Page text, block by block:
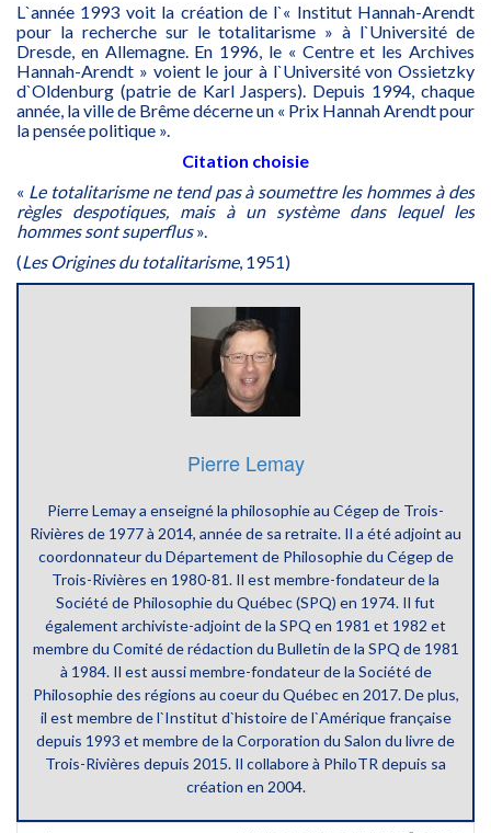
L`année 1993 voit la création de l`« Institut Hannah-Arendt
pour la recherche sur le totalitarisme » à l`Université de
Dresde, en Allemagne. En 1996, le « Centre et les Archives
Hannah-Arendt » voient le jour à l`Université von Ossietzky
d`Oldenburg (patrie de Karl Jaspers). Depuis 1994, chaque
année, la ville de Brême décerne un « Prix Hannah Arendt pour
la pensée politique ».
Citation choisie
« Le totalitarisme ne tend pas à soumettre les hommes à des
règles despotiques, mais à un système dans lequel les
hommes sont superflus».
(Les Origines du totalitarisme, 1951)
Pierre Lemay
Pierre Lemay a enseigné la philosophie au Cégep de Trois-
Rivières de 1977 à 2014, année de sa retraite. Il a été adjoint au
coordonnateur du Département de Philosophie du Cégep de
Trois-Rivières en 1980-81. Il est membre-fondateur de la
Société de Philosophie du Québec (SPQ) en 1974. Il fut
également archiviste-adjoint de la SPQ en 1981 et 1982 et
membre du Comité de rédaction du Bulletin de la SPQ de 1981
à 1984. Il est aussi membre-fondateur de la Société de
Philosophie des régions au coeur du Québec en 2017. De plus,
il est membre de l`Institut d`histoire de l`Amérique française
depuis 1993 et membre de la Corporation du Salon du livre de
Trois-Rivières depuis 2015. Il collabore à PhiloTR depuis sa
création en 2004.